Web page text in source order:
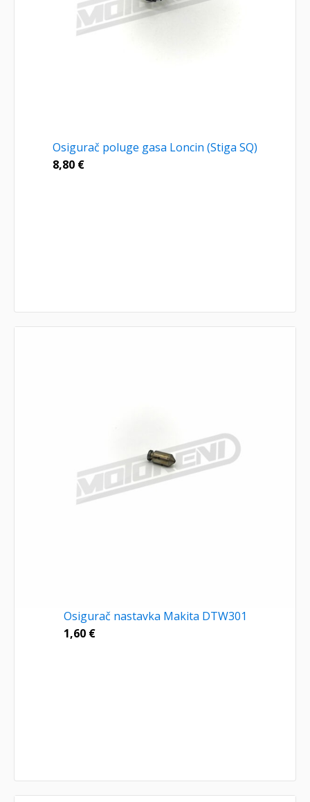
Osigurač poluge gasa Loncin (Stiga SQ)
8,80 €
Osigurač nastavka Makita DTW301
1,60 €